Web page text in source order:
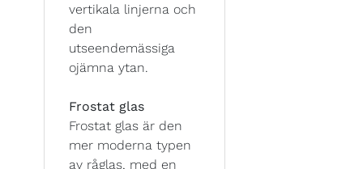
vertikala linjerna och
den
utseendemässiga
ojämna ytan.
Frostat glas
Frostat glas är den
mer moderna typen
av råglas, med en